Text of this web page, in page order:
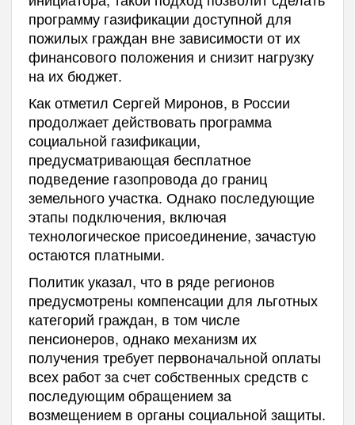
программу газификации доступной для
пожилых граждан вне зависимости от их
финансового положения и снизит нагрузку
на их бюджет.
Как отметил Сергей Миронов, в России
продолжает действовать программа
социальной газификации,
предусматривающая бесплатное
подведение газопровода до границ
земельного участка. Однако последующие
этапы подключения, включая
технологическое присоединение, зачастую
остаются платными.
Политик указал, что в ряде регионов
предусмотрены компенсации для льготных
категорий граждан, в том числе
пенсионеров, однако механизм их
получения требует первоначальной оплаты
всех работ за счет собственных средств с
последующим обращением за
возмещением в органы социальной защиты.